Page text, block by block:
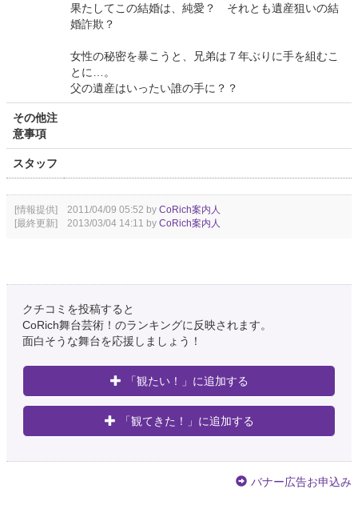
果たしてこの結婚は、純愛？ それとも遺産狙いの結
婚詐欺？
女性の秘密を暴こうと、兄弟は７年ぶりに手を組むこ
とに…。
父の遺産はいったい誰の手に？？
その他注
意事項
スタッフ
[情報提供] 2011/04/09 05:52 by CoRich案内人
[最終更新] 2013/03/04 14:11 by CoRich案内人
クチコミを投稿すると
CoRich舞台芸術！のランキングに反映されます。
面白そうな舞台を応援しましょう！
「観たい！」に追加する
「観てきた！」に追加する
バナー広告お申込み